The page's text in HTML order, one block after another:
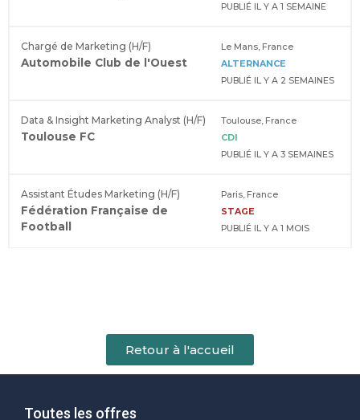
PUBLIÉ IL Y A 1 SEMAINE
Chargé de Marketing (H/F)
Automobile Club de l'Ouest
Le Mans, France
ALTERNANCE
PUBLIÉ IL Y A 2 SEMAINES
Data & Insight Marketing Analyst (H/F)
Toulouse FC
Toulouse, France
CDI
PUBLIÉ IL Y A 3 SEMAINES
Assistant Études Marketing (H/F)
Fédération Française de
Football
Paris, France
STAGE
PUBLIÉ IL Y A 1 MOIS
Retour à l'accueil
Toutes les offres